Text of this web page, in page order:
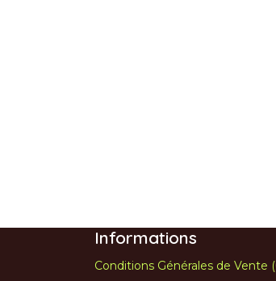
Informations
Conditions Générales de Vente